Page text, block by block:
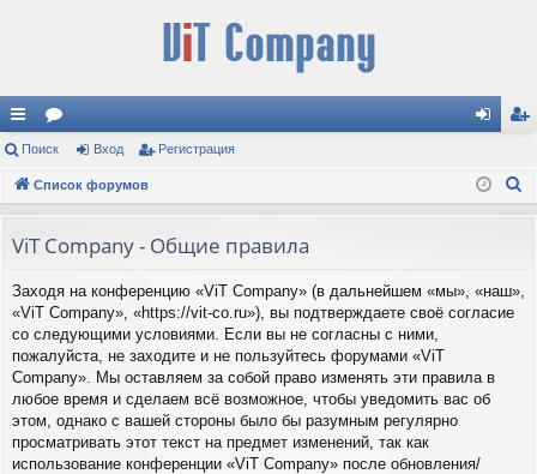
с
ы
и
ор
ум д ис
ия
Поиск Вход Регистрация
Список форумов
ViT Company - Общие правила
Заходя на конференцию «ViT Company» (в дальнейшем «мы», «наш»,
«ViT Company», «https://vit-co.ru»), вы подтверждаете своё согласие
со следующими условиями. Если вы не согласны с ними,
пожалуйста, не заходите и не пользуйтесь форумами «ViT
Company». Мы оставляем за собой право изменять эти правила в
любое время и сделаем всё возможное, чтобы уведомить вас об
этом, однако с вашей стороны было бы разумным регулярно
просматривать этот текст на предмет изменений, так как
использование конференции «ViT Company» после обновления/